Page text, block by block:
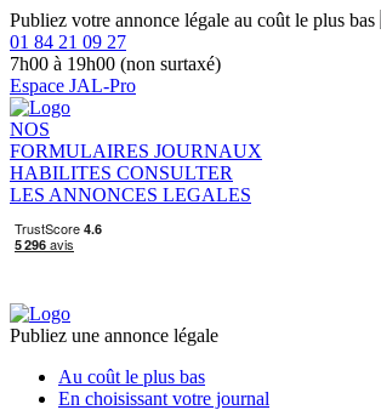
Publiez votre annonce légale au coût le plus bas
01 84 21 09 27
7h00 à 19h00 (non surtaxé)
Espace JAL-Pro
NOS
FORMULAIRES JOURNAUX
HABILITES CONSULTER
LES ANNONCES LEGALES
Publiez une annonce légale
Au coût le plus bas
En choisissant votre journal